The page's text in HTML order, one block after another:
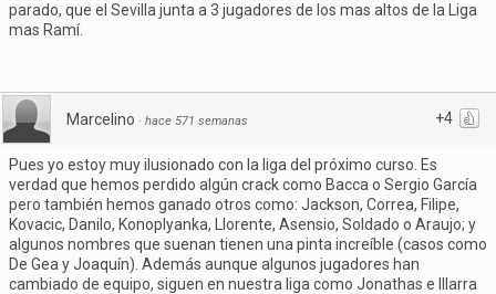
parado, que el Sevilla junta a 3 jugadores de los mas altos de la Liga
mas Ramí.
+4
Marcelino · hace 571 semanas
Pues yo estoy muy ilusionado con la liga del próximo curso. Es
verdad que hemos perdido algún crack como Bacca o Sergio García
pero también hemos ganado otros como: Jackson, Correa, Filipe,
Kovacic, Danilo, Konoplyanka, Llorente, Asensio, Soldado o Araujo; y
algunos nombres que suenan tienen una pinta increíble (casos como
De Gea y Joaquín). Además aunque algunos jugadores han
cambiado de equipo, siguen en nuestra liga como Jonathas e Illarra